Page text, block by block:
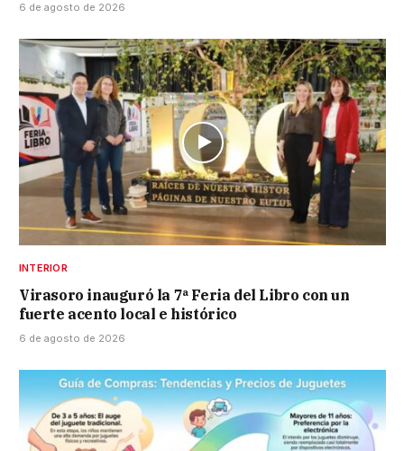
6 de agosto de 2026
INTERIOR
Virasoro inauguró la 7ª Feria del Libro con un
fuerte acento local e histórico
6 de agosto de 2026